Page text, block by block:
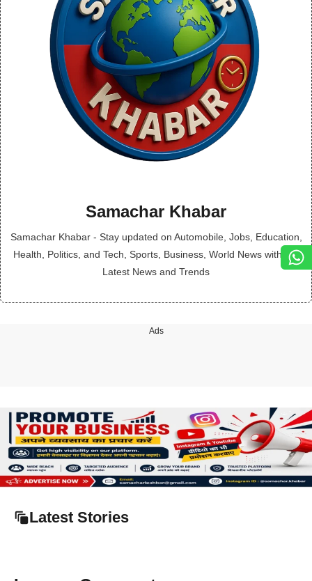
Samachar Khabar
Samachar Khabar - Stay updated on Automobile, Jobs, Education,
Health, Politics, and Tech, Sports, Business, World News with the
Latest News and Trends
Ads
Latest Stories